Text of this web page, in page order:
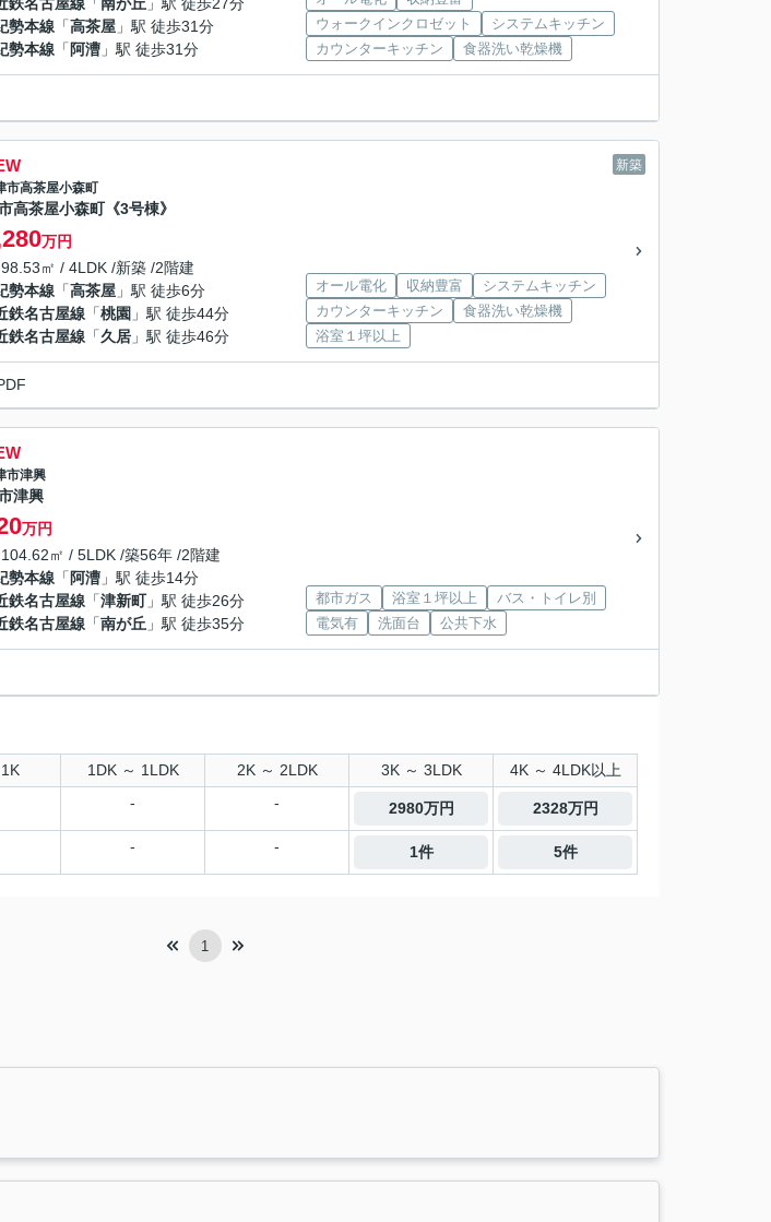
勢本線 「高茶屋 」駅 徒歩31分
勢本線 「 阿漕 」駅 徒歩31分
ウォークインクロゼット
システムキッチン
カウンターキッチン
食器洗い乾燥機
新築
市高茶屋小森町
高茶屋小森町《3号棟》
万円
㎡ / 4LDK /新築 /2階建
勢本線 「高茶屋 」駅 徒歩6分
鉄名古屋線 「桃園 」駅 徒歩44分
鉄名古屋線 「久居 」駅 徒歩46分
オール電化 収納豊富
システムキッチン
カウンターキッチン
食器洗い乾燥機
浴室１坪以上
市津興
津興
万円
㎡ / 5LDK /築56年 /2階建
勢本線 「 阿漕 」駅 徒歩14分
鉄名古屋線 「津新町」駅 徒歩26分
鉄名古屋線 「南が丘 」駅 徒歩35分
都市ガス 浴室１坪以上
バス・トイレ別
電気有
洗面台 公共下水
1DK ～ 1LDK 2K ～ 2LDK 3K ～ 3LDK 4K ～ 4LDK以上
- - 2980万円 2328万円
- - 1件 5件
1